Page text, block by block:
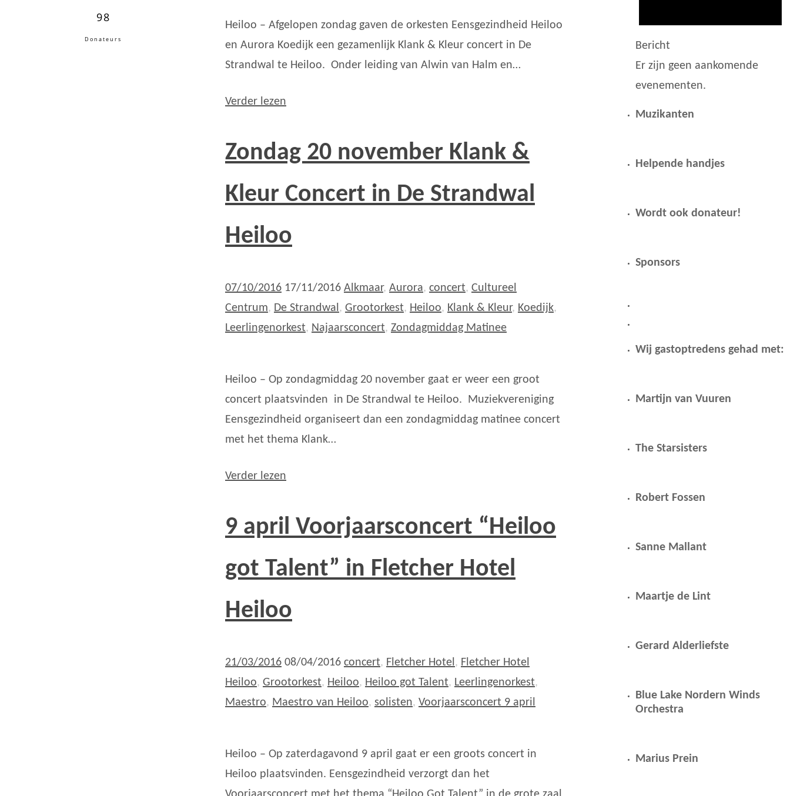
Heiloo – Afgelopen zondag gaven de orkesten Eensgezindheid Heiloo
en Aurora Koedijk een gezamenlijk Klank & Kleur concert in De
Strandwal te Heiloo. Onder leiding van Alwin van Halm en…
Verder lezen
Zondag 20 november Klank &
Kleur Concert in De Strandwal
Heiloo
07/10/2016 17/11/2016 Alkmaar, Aurora, concert, Cultureel
Centrum, De Strandwal , Grootorkest, Heiloo, Klank & Kleur, Koedijk,
Leerlingenorkest, Najaarsconcert, Zondagmiddag Matinee
Heiloo – Op zondagmiddag 20 november gaat er weer een groot
concert plaatsvinden in De Strandwal te Heiloo. Muziekvereniging
Eensgezindheid organiseert dan een zondagmiddag matinee concert
met het thema Klank…
Verder lezen
9 april Voorjaarsconcert “Heiloo
got Talent” in Fletcher Hotel
Heiloo
21/03/2016 08/04/2016 concert, Fletcher Hotel , Fletcher Hotel
Heiloo, Grootorkest, Heiloo, Heiloo got Talent, Leerlingenorkest,
Maestro, Maestro van Heiloo, solisten, Voorjaarsconcert 9 april
Heiloo – Op zaterdagavond 9 april gaat er een groots concert in
Heiloo plaatsvinden. Eensgezindheid verzorgt dan het
98
Donateurs
Bericht
Er zijn geen aankomende
evenementen.
Muzikanten
Helpende handjes
Wordt ook donateur!
Sponsors
Wij gastoptredens gehad met:
Martijn van Vuuren
The Starsisters
Robert Fossen
Sanne Mallant
Maartje de Lint
Gerard Alderliefste
Blue Lake Nordern Winds
Orchestra
Marius Prein